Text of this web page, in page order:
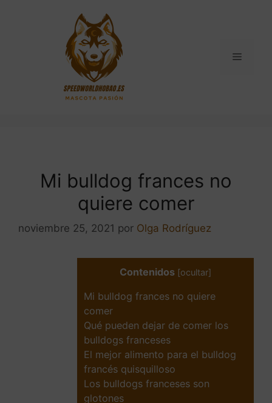
Menú
Mi bulldog frances no
quiere comer
noviembre 25, 2021 por Olga Rodríguez
Contenidos [ocultar]
Mi bulldog frances no quiere
comer
Qué pueden dejar de comer los
bulldogs franceses
El mejor alimento para el bulldog
francés quisquilloso
Los bulldogs franceses son
glotones